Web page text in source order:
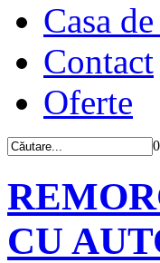
Casa
Contact
Oferte
0
CU